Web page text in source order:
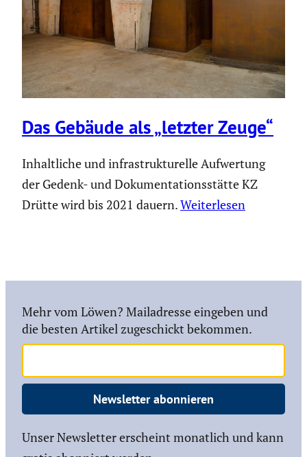
Das Gebäude als „letzter Zeuge“
Inhaltliche und infrastrukturelle Aufwertung
der Gedenk- und Dokumentationsstätte KZ
Drütte wird bis 2021 dauern.Weiterlesen
Mehr vom Löwen? Mailadresse eingeben und
die besten Artikel zugeschickt bekommen.
Newsletter abonnieren
Unser Newsletter erscheint monatlich und kann